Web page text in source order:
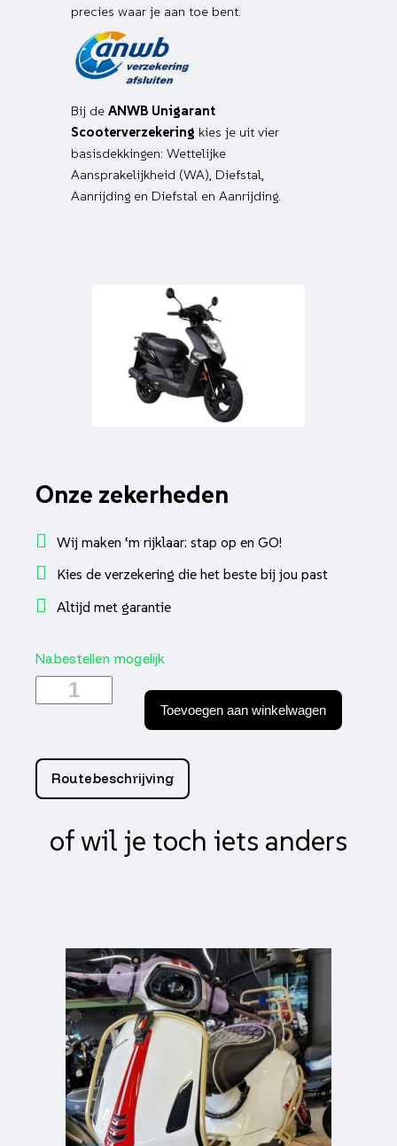
precies waar je aan toe bent.
Bij de ANWB Unigarant
Scooterverzekering kies je uit vier
basisdekkingen: Wettelijke
Aansprakelijkheid (WA), Diefstal,
Aanrijding en Diefstal en Aanrijding.
Onze zekerheden
Wij maken ‘m rijklaar: stap op en GO!
Kies de verzekering die het beste bij jou past
Altijd met garantie
Nabestellen mogelijk
Kymco
Agility
aantal
Toevoegen aan winkelwagen
Routebeschrijving
of wil je toch iets anders